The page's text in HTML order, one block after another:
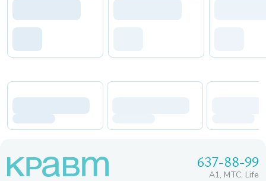
637-88-99
A1, МТС, Life